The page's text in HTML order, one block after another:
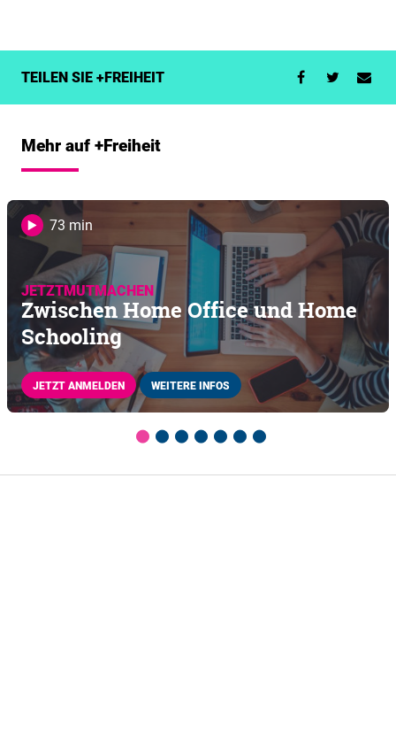
TEILEN SIE +FREIHEIT
Mehr auf +Freiheit
73 min
JETZTMUTMACHEN
Zwischen Home Office und Home
Schooling
JETZT ANMELDEN WEITERE INFOS